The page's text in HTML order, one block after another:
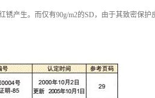
产生。而仅有90g/m2的SD，由于其致密保护